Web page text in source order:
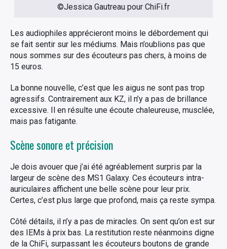
©Jessica Gautreau pour ChiFi.fr
Les audiophiles apprécieront moins le débordement qui
se fait sentir sur les médiums. Mais n’oublions pas que
nous sommes sur des écouteurs pas chers, à moins de
15 euros.
La bonne nouvelle, c’est que les aigus ne sont pas trop
agressifs. Contrairement aux KZ, il n’y a pas de brillance
excessive. Il en résulte une écoute chaleureuse, musclée,
mais pas fatigante.
Scène sonore et précision
Je dois avouer que j’ai été agréablement surpris par la
largeur de scène des MS1 Galaxy. Ces écouteurs intra-
auriculaires affichent une belle scène pour leur prix.
Certes, c’est plus large que profond, mais ça reste sympa.
Côté détails, il n’y a pas de miracles. On sent qu’on est sur
des IEMs à prix bas. La restitution reste néanmoins digne
de la ChiFi, surpassant les écouteurs boutons de grande